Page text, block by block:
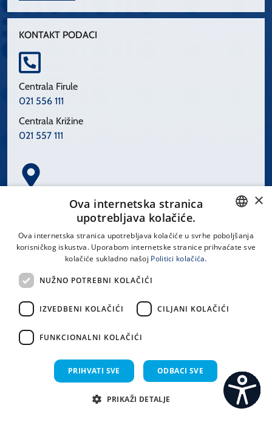
KONTAKT PODACI
Centrala Firule
021 556 111
Centrala Križine
021 557 111
Spinčićeva 1, 21000 Split
LINKOVI
Uvjeti korištenja
CROATIAN
×
Ova internetska stranica
upotrebljava kolačiće.
Ova internetska stranica upotrebljava kolačiće u svrhe poboljšanja
korisničkog iskustva. Uporabom internetske stranice prihvaćate sve
kolačiće sukladno našoj Politici kolačića.
NUŽNO POTREBNI KOLAČIĆI
IZVEDBENI KOLAČIĆI CILJANI KOLAČIĆI
FUNKCIONALNI KOLAČIĆI
PRIHVATI SVE ODBACI SVE
PRIKAŽI DETALJE